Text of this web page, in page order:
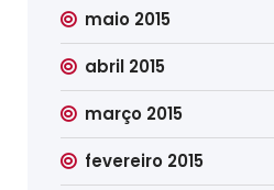
maio 2015
abril 2015
março 2015
fevereiro 2015